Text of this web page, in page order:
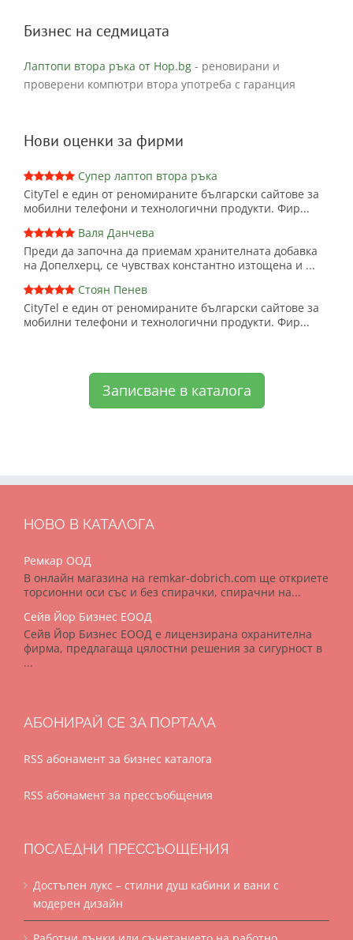
Бизнес на седмицата
Лаптопи втора ръка от Hop.bg - реновирани и
проверени компютри втора употреба с гаранция
Нови оценки за фирми
Супер лаптоп втора ръка
CityTel е един от реномираните български сайтове за
мобилни телефони и технологични продукти. Фир...
Валя Данчева
Преди да започна да приемам хранителната добавка
на Допелхерц, се чувствах константно изтощена и ...
Стоян Пенев
CityTel е един от реномираните български сайтове за
мобилни телефони и технологични продукти. Фир...
Записване в каталога
НОВО В КАТАЛОГА
Ремкар ООД
В онлайн магазина на remkar-dobrich.com ще откриете
торсионни оси със и без спирачки, спирачни на...
Сейв Йор Бизнес ЕООД
Сейв Йор Бизнес ЕООД е лицензирана охранителна
фирма, предлагаща цялостни решения за сигурност в
...
АБОНИРАЙ СЕ ЗА ПОРТАЛА
RSS абонамент за бизнес каталога
RSS абонамент за прессъобщения
ПОСЛЕДНИ ПРЕССЪОЩЕНИЯ
Достъпен лукс – стилни душ кабини и вани с
модерен дизайн